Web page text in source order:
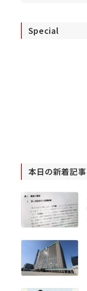
Special
本日の新着記事